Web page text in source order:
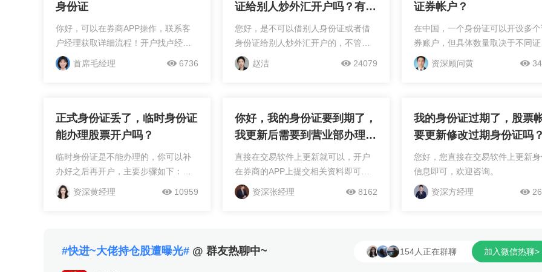
身份证
你好，可以在券商APP操作，联系客
户经理获取详细流程！开户找卢经
理，！我佣金是包含了成本过户费和
规费~！
首席毛经理 6736
证给别人炒外汇开户吗？有什
么风险？
您好，是不可以借别人身份证或者借
身份证给别人炒外汇开户的，不管您
是做什么投资都是不可以借别人身份
证或者借身份证给别人的，因为投资
赵洁 24079
证券帐户？
在中国，一个身份证可以开设多
券账户，但具体数量取决于不同
交易所的规定。例如，上海证券
所允许一个身份证开设最多三个
资深顾问黄
正式身份证丢了，临时身份证
能办理股票开户吗？
临时身份证是不能办理的，你可以补
办好之后再开户，主要步骤如下：下
载交易软件，注册，填写信息，上传
身份证正反面，风险评估，视频认
资深黄经理 10959
你好，我的身份证要到期了，
我更新后需要到营业部办理身
份证的更新么?
直接在交易软件上更新就可以，开户
在券商的APP上提交相关资料即可开
通，炒股佣金我司给到行业低价！24
小时接受开户！
资深张经理 8162
我的身份证过期了，股票
要更新修改过期身份证吗
您好，您直接在交易软件上更新
信息即可，欢迎咨询。
资深方经理
#快进~大佬持仓股遭曝光# @ 群友热聊中~ 154人正在群聊 加入微信热聊>